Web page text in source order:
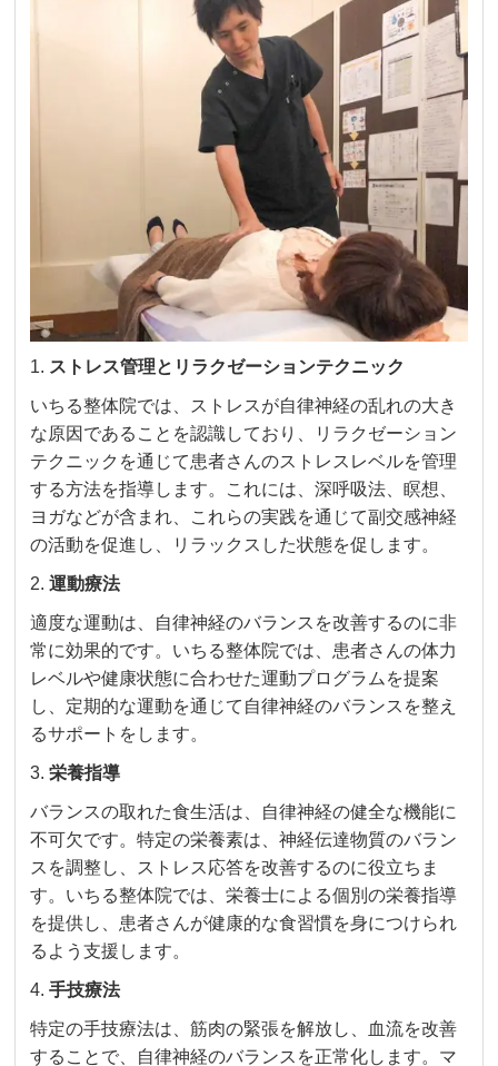
1. ストレス管理とリラクゼーションテクニック
いちる整体院では、ストレスが自律神経の乱れの大き
な原因であることを認識しており、リラクゼーション
テクニックを通じて患者さんのストレスレベルを管理
する方法を指導します。これには、深呼吸法、瞑想、
ヨガなどが含まれ、これらの実践を通じて副交感神経
の活動を促進し、リラックスした状態を促します。
2.運動療法
適度な運動は、自律神経のバランスを改善するのに非
常に効果的です。いちる整体院では、患者さんの体力
レベルや健康状態に合わせた運動プログラムを提案
し、定期的な運動を通じて自律神経のバランスを整え
るサポートをします。
3.栄養指導
バランスの取れた食生活は、自律神経の健全な機能に
不可欠です。特定の栄養素は、神経伝達物質のバラン
スを調整し、ストレス応答を改善するのに役立ちま
す。いちる整体院では、栄養士による個別の栄養指導
を提供し、患者さんが健康的な食習慣を身につけられ
るよう支援します。
4.手技療法
特定の手技療法は、筋肉の緊張を解放し、血流を改善
することで、自律神経のバランスを正常化します。マ